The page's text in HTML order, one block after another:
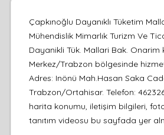
Çapkınoğlu Dayanıklı Tüketim
Mühendislik Mimarlık Turizm Ve
Dayanikli Tük. Mallari Bak.
Merkez/Trabzon bölgesinde
Adres: Inönü Mah.Hasan Saka
Trabzon/Ortahisar. Telefon:
harita konumu, iletişim bilgileri,
tanıtım videosu bu sayfada yer